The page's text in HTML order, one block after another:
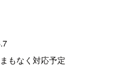
もなく対応予定